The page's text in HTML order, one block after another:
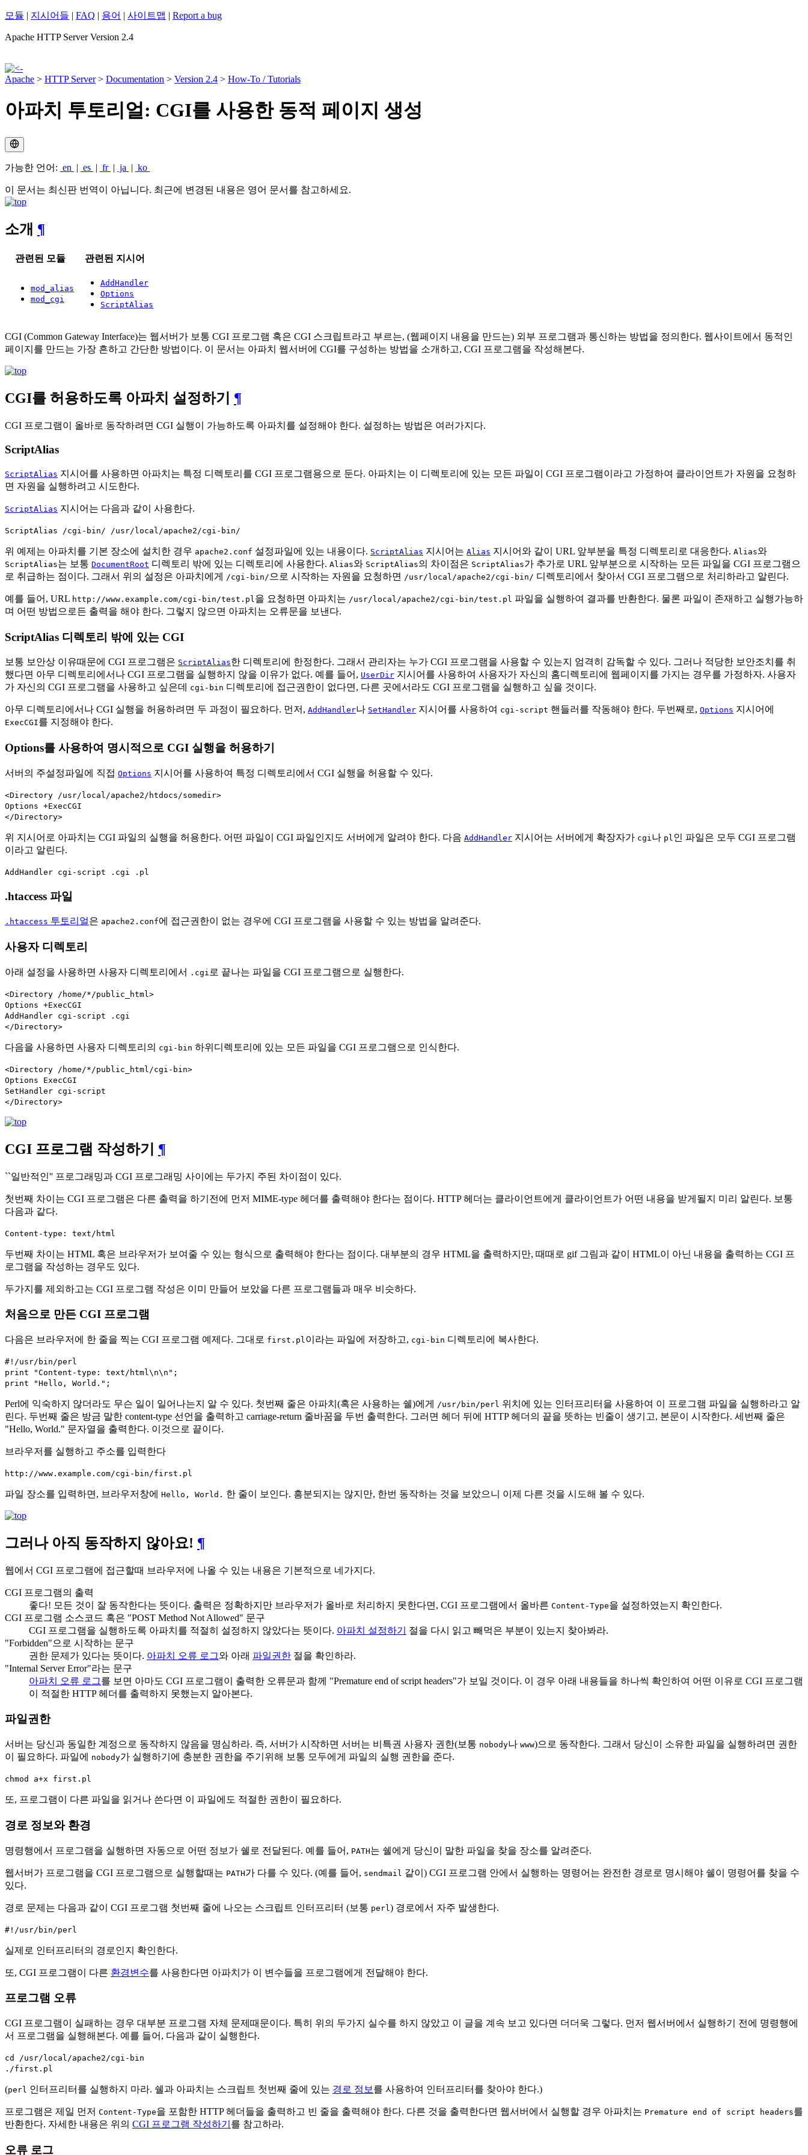
모듈 | 지시어들 | FAQ | 용어 | 사이트맵 | Report a bug
Apache HTTP Server Version 2.4
Apache > HTTP Server> Documentation > Version 2.4 > How-To / Tutorials
아파치 투토리얼: CGI를 사용한 동적 페이지 생성
가능한 언어: en | es | fr | ja | ko
이 문서는 최신판 번역이 아닙니다. 최근에 변경된 내용은 영어 문서를 참고하세요.
소개 ¶
관련된 모듈 관련된 지시어
mod_alias
mod_cgi
AddHandler
Options
ScriptAlias
CGI (Common Gateway Interface)는 웹서버가 보통 CGI 프로그램 혹은 CGI 스크립트라고 부르는, (웹페이지 내용을 만드는) 외부 프로그램과 통신하는 방법을 정의한다. 웹사이트에서 동적인
페이지를 만드는 가장 흔하고 간단한 방법이다. 이 문서는 아파치 웹서버에 CGI를 구성하는 방법을 소개하고, CGI 프로그램을 작성해본다.
CGI를 허용하도록 아파치 설정하기 ¶
CGI 프로그램이 올바로 동작하려면 CGI 실행이 가능하도록 아파치를 설정해야 한다. 설정하는 방법은 여러가지다.
ScriptAlias
ScriptAlias 지시어를 사용하면 아파치는 특정 디렉토리를 CGI 프로그램용으로 둔다. 아파치는 이 디렉토리에 있는 모든 파일이 CGI 프로그램이라고 가정하여 클라이언트가 자원을 요청하
면 자원을 실행하려고 시도한다.
ScriptAlias 지시어는 다음과 같이 사용한다.
ScriptAlias /cgi-bin/ /usr/local/apache2/cgi-bin/
위 예제는 아파치를 기본 장소에 설치한 경우 apache2.conf 설정파일에 있는 내용이다. ScriptAlias 지시어는 Alias 지시어와 같이 URL 앞부분을 특정 디렉토리로 대응한다. Alias와
ScriptAlias는 보통 DocumentRoot 디렉토리 밖에 있는 디렉토리에 사용한다. Alias와 ScriptAlias의 차이점은 ScriptAlias가 추가로 URL 앞부분으로 시작하는 모든 파일을 CGI 프로그램으
로 취급하는 점이다. 그래서 위의 설정은 아파치에게
/cgi-bin/ 으로 시작하는 자원을 요청하면 /usr/local/apache2/cgi-bin/ 디렉토리에서 찾아서 CGI 프로그램으로 처리하라고 알린다.
예를 들어, URL http://www.example.com/cgi-bin/test.pl 을 요청하면 아파치는 /usr/local/apache2/cgi-bin/test.pl 파일을 실행하여 결과를 반환한다. 물론 파일이 존재하고 실행가능하
며 어떤 방법으로든 출력을 해야 한다. 그렇지 않으면 아파치는 오류문을 보낸다.
ScriptAlias 디렉토리 밖에 있는 CGI
보통 보안상 이유때문에 CGI 프로그램은 ScriptAlias한 디렉토리에 한정한다. 그래서 관리자는 누가 CGI 프로그램을 사용할 수 있는지 엄격히 감독할 수 있다. 그러나 적당한 보안조치를 취
했다면 아무 디렉토리에서나 CGI 프로그램을 실행하지 않을 이유가 없다. 예를 들어, UserDir 지시어를 사용하여 사용자가 자신의 홈디렉토리에 웹페이지를 가지는 경우를 가정하자. 사용자
가 자신의 CGI 프로그램을 사용하고 싶은데
cgi-bin 디렉토리에 접근권한이 없다면, 다른 곳에서라도 CGI 프로그램을 실행하고 싶을 것이다.
아무 디렉토리에서나 CGI 실행을 허용하려면 두 과정이 필요하다. 먼저, AddHandler나 SetHandler 지시어를 사용하여 cgi-script 핸들러를 작동해야 한다. 두번째로, Options 지시어에
ExecCGI를 지정해야 한다.
Options를 사용하여 명시적으로 CGI 실행을 허용하기
서버의 주설정파일에 직접 Options 지시어를 사용하여 특정 디렉토리에서 CGI 실행을 허용할 수 있다.
<Directory /usr/local/apache2/htdocs/somedir>
Options +ExecCGI
</Directory>
위 지시어로 아파치는 CGI 파일의 실행을 허용한다. 어떤 파일이 CGI 파일인지도 서버에게 알려야 한다. 다음 AddHandler 지시어는 서버에게 확장자가 cgi 나 pl 인 파일은 모두 CGI 프로그램
이라고 알린다.
AddHandler cgi-script .cgi .pl
.htaccess 파일
.htaccess 투토리얼은 apache2.conf에 접근권한이 없는 경우에 CGI 프로그램을 사용할 수 있는 방법을 알려준다.
사용자 디렉토리
아래 설정을 사용하면 사용자 디렉토리에서 .cgi 로 끝나는 파일을 CGI 프로그램으로 실행한다.
<Directory /home/*/public_html>
Options +ExecCGI
AddHandler cgi-script .cgi
</Directory>
다음을 사용하면 사용자 디렉토리의 cgi-bin 하위디렉토리에 있는 모든 파일을 CGI 프로그램으로 인식한다.
<Directory /home/*/public_html/cgi-bin>
Options ExecCGI
SetHandler cgi-script
</Directory>
CGI 프로그램 작성하기 ¶
``일반적인'' 프로그래밍과 CGI 프로그래밍 사이에는 두가지 주된 차이점이 있다.
첫번째 차이는 CGI 프로그램은 다른 출력을 하기전에 먼저 MIME-type 헤더를 출력해야 한다는 점이다. HTTP 헤더는 클라이언트에게 클라이언트가 어떤 내용을 받게될지 미리 알린다. 보통
다음과 같다.
Content-type: text/html
두번째 차이는 HTML 혹은 브라우저가 보여줄 수 있는 형식으로 출력해야 한다는 점이다. 대부분의 경우 HTML을 출력하지만, 때때로 gif 그림과 같이 HTML이 아닌 내용을 출력하는 CGI 프
로그램을 작성하는 경우도 있다.
두가지를 제외하고는 CGI 프로그램 작성은 이미 만들어 보았을 다른 프로그램들과 매우 비슷하다.
처음으로 만든 CGI 프로그램
다음은 브라우저에 한 줄을 찍는 CGI 프로그램 예제다. 그대로 first.pl 이라는 파일에 저장하고, cgi-bin 디렉토리에 복사한다.
#!/usr/bin/perl
print "Content-type: text/html\n\n";
print "Hello, World.";
Perl에 익숙하지 않더라도 무슨 일이 일어나는지 알 수 있다. 첫번째 줄은 아파치(혹은 사용하는 쉘)에게 /usr/bin/perl 위치에 있는 인터프리터을 사용하여 이 프로그램 파일을 실행하라고 알
린다. 두번째 줄은 방금 말한 content-type 선언을 출력하고 carriage-return 줄바꿈을 두번 출력한다. 그러면 헤더 뒤에 HTTP 헤더의 끝을 뜻하는 빈줄이 생기고, 본문이 시작한다. 세번째 줄은
"Hello, World." 문자열을 출력한다. 이것으로 끝이다.
브라우저를 실행하고 주소를 입력한다
http://www.example.com/cgi-bin/first.pl
파일 장소를 입력하면, 브라우저창에 Hello, World. 한 줄이 보인다. 흥분되지는 않지만, 한번 동작하는 것을 보았으니 이제 다른 것을 시도해 볼 수 있다.
그러나 아직 동작하지 않아요! ¶
웹에서 CGI 프로그램에 접근할때 브라우저에 나올 수 있는 내용은 기본적으로 네가지다.
CGI 프로그램의 출력
좋다! 모든 것이 잘 동작한다는 뜻이다. 출력은 정확하지만 브라우저가 올바로 처리하지 못한다면, CGI 프로그램에서 올바른 Content-Type을 설정하였는지 확인한다.
CGI 프로그램 소스코드 혹은 "POST Method Not Allowed" 문구
CGI 프로그램을 실행하도록 아파치를 적절히 설정하지 않았다는 뜻이다. 아파치 설정하기
절을 다시 읽고 빼먹은 부분이 있는지 찾아봐라.
"Forbidden"으로 시작하는 문구
권한 문제가 있다는 뜻이다. 아파치 오류 로그와 아래 파일권한 절을 확인하라.
"Internal Server Error"라는 문구
아파치 오류 로그를 보면 아마도 CGI 프로그램이 출력한 오류문과 함께 "Premature end of script headers"가 보일 것이다. 이 경우 아래 내용들을 하나씩 확인하여 어떤 이유로 CGI 프로그램
이 적절한 HTTP 헤더를 출력하지 못했는지 알아본다.
파일권한
서버는 당신과 동일한 계정으로 동작하지 않음을 명심하라. 즉, 서버가 시작하면 서버는 비특권 사용자 권한(보통 nobody나 www)으로 동작한다. 그래서 당신이 소유한 파일을 실행하려면 권한
이 필요하다. 파일에
nobody가 실행하기에 충분한 권한을 주기위해 보통 모두에게 파일의 실행 권한을 준다.
chmod a+x first.pl
또, 프로그램이 다른 파일을 읽거나 쓴다면 이 파일에도 적절한 권한이 필요하다.
경로 정보와 환경
명령행에서 프로그램을 실행하면 자동으로 어떤 정보가 쉘로 전달된다. 예를 들어, PATH는 쉘에게 당신이 말한 파일을 찾을 장소를 알려준다.
웹서버가 프로그램을 CGI 프로그램으로 실행할때는 PATH가 다를 수 있다. (예를 들어, sendmail 같이) CGI 프로그램 안에서 실행하는 명령어는 완전한 경로로 명시해야 쉘이 명령어를 찾을 수
있다.
경로 문제는 다음과 같이 CGI 프로그램 첫번째 줄에 나오는 스크립트 인터프리터 (보통 perl ) 경로에서 자주 발생한다.
#!/usr/bin/perl
실제로 인터프리터의 경로인지 확인한다.
또, CGI 프로그램이 다른 환경변수를 사용한다면 아파치가 이 변수들을 프로그램에게 전달해야 한다.
프로그램 오류
CGI 프로그램이 실패하는 경우 대부분 프로그램 자체 문제때문이다. 특히 위의 두가지 실수를 하지 않았고 이 글을 계속 보고 있다면 더더욱 그렇다. 먼저 웹서버에서 실행하기 전에 명령행에
서 프로그램을 실행해본다. 예를 들어, 다음과 같이 실행한다.
cd /usr/local/apache2/cgi-bin
./first.pl
(perl 인터프리터를 실행하지 마라. 쉘과 아파치는 스크립트 첫번째 줄에 있는 경로 정보 를 사용하여 인터프리터를 찾아야 한다.)
프로그램은 제일 먼저 Content-Type을 포함한 HTTP 헤더들을 출력하고 빈 줄을 출력해야 한다. 다른 것을 출력한다면 웹서버에서 실행할 경우 아파치는 Premature end of script headers를
반환한다. 자세한 내용은 위의 CGI 프로그램 작성하기 를 참고하라.
오류 로그